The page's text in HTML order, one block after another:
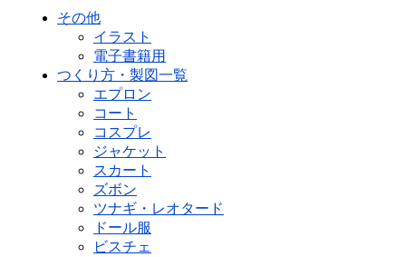
その他
イラスト
電子書籍用
つくり方・製図一覧
エプロン
コート
コスプレ
ジャケット
スカート
ズボン
ツナギ・レオタード
ドール服
ビスチェ